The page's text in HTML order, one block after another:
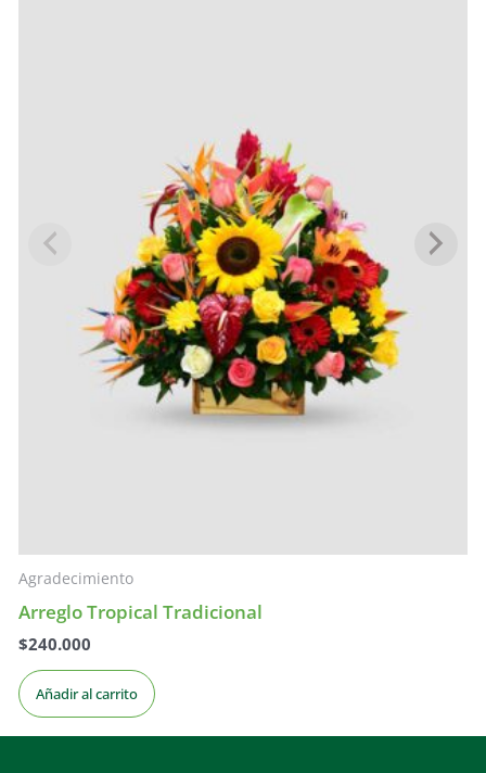
Agradecimiento
Arreglo Tropical Tradicional
$240.000
Añadir al carrito